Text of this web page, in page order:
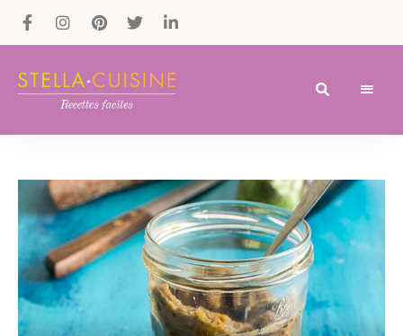
Recettes
recettes
rapides,
recettes
végétariennes
!